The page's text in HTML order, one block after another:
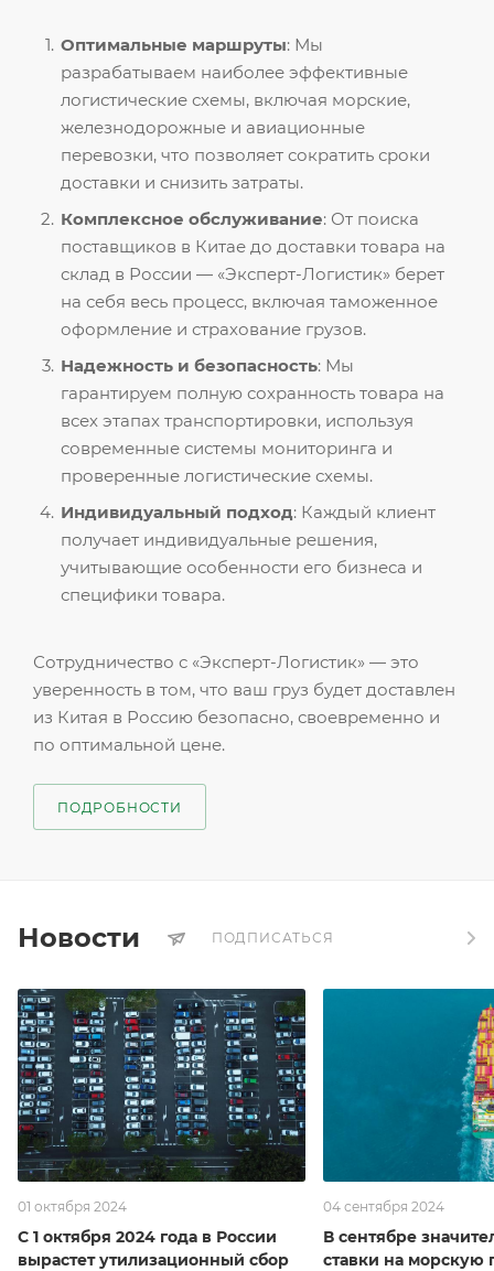
Оптимальные маршруты: Мы
разрабатываем наиболее эффективные
логистические схемы, включая морские,
железнодорожные и авиационные
перевозки, что позволяет сократить сроки
доставки и снизить затраты.
Комплексное обслуживание: От поиска
поставщиков в Китае до доставки товара на
склад в России — «Эксперт-Логистик» берет
на себя весь процесс, включая таможенное
оформление и страхование грузов.
Надежность и безопасность: Мы
гарантируем полную сохранность товара на
всех этапах транспортировки, используя
современные системы мониторинга и
проверенные логистические схемы.
Индивидуальный подход: Каждый клиент
получает индивидуальные решения,
учитывающие особенности его бизнеса и
специфики товара.
Сотрудничество с «Эксперт-Логистик» — это
уверенность в том, что ваш груз будет доставлен
из Китая в Россию безопасно, своевременно и
по оптимальной цене.
ПОДРОБНОСТИ
Новости ПОДПИСАТЬСЯ
01 октября 2024
С 1 октября 2024 года в России
вырастет утилизационный сбор
04 сентября 2024
В сентябре
ставки на морскую